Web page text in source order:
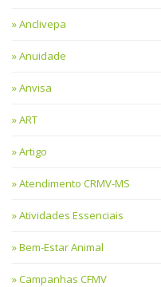
Anclivepa
Anuidade
Anvisa
ART
Artigo
Atendimento CRMV-MS
Atividades Essenciais
Bem-Estar Animal
Campanhas CFMV